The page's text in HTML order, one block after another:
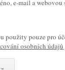
e-mail a
použity pouze pro
osobních údajů